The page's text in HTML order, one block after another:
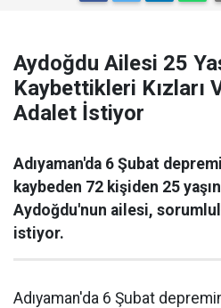
Aydoğdu Ailesi 25
Kaybettikleri Kızları
Adalet İstiyor
Adıyaman'da 6 Şubat
kaybeden 72 kişiden 25
Aydoğdu'nun ailesi,
istiyor.
Adıyaman'da 6 Şubat